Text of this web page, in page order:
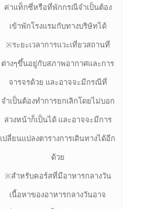
ค่าแท็กซี่หรือที่พักกรณีจำเป็นต้อง
เข้าพักโรงแรมกับทางบริษัทได้
※ระยะเวลาการแวะเที่ยวสถานที่
ต่างๆขึ้นอยู่กับสภาพอากาศและการ
จารจรด้วย และอาจจะมีกรณีที่
จำเป็นต้องทำการยกเลิกโดยไม่บอก
ล่วงหน้าก็เป็นได้ และอาจจะมีการ
เปลี่ยนแปลงตารางการเดินทางได้อีก
ด้วย
※สำหรับคอร์สที่มีอาหารกลางวัน
เนื้อหาของอาหารกลางวันอาจ